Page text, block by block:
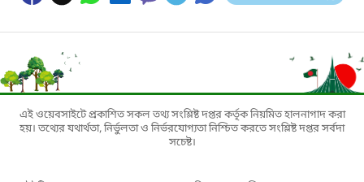
এই ওয়েবসাইটে প্রকাশিত সকল তথ্য সংশ্লিষ্ট দপ্তর কর্তৃক নিয়মিত হালনাগাদ করা
হয়। তথ্যের যথার্থতা, নির্ভুলতা ও নির্ভরযোগ্যতা নিশ্চিত করতে সংশ্লিষ্ট দপ্তর সর্বদা
সচেষ্ট।